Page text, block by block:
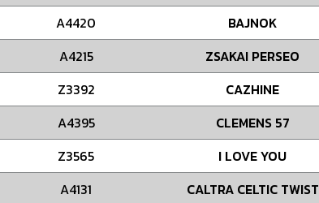
A4420 BAJNOK
A4215 ZSAKAI PERSEO
Z3392 CAZHINE
A4395 CLEMENS 57
Z3565 I LOVE YOU
A4131 CALTRA CELTIC TWIST